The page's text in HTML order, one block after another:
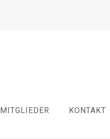
MITGLIEDER KONTAKT